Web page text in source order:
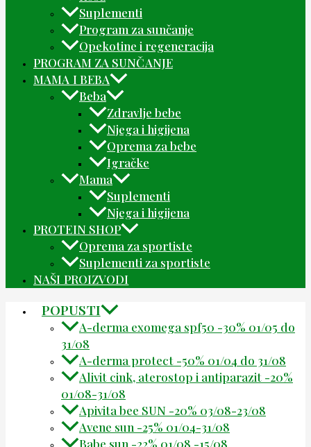
Suplementi
Program za sunčanje
Opekotine i regeneracija
PROGRAM ZA SUNČANJE
MAMA I BEBA
Beba
Zdravlje bebe
Njega i higijena
Oprema za bebe
Igračke
Mama
Suplementi
Njega i higijena
PROTEIN SHOP
Oprema za sportiste
Suplementi za sportiste
NAŠI PROIZVODI
POPUSTI
A-derma exomega spf50 -30% 01/05 do
31/08
A-derma protect -50% 01/04 do 31/08
Alivit cink, aterostop i antiparazit -20%
01/08-31/08
Apivita bee SUN -20% 03/08-23/08
Avene sun -25% 01/04-31/08
Babe sun -22% 01/08 -15/08